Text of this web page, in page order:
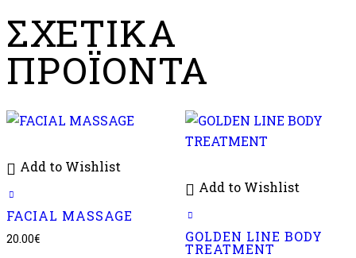
ΣΧΕΤΙΚΆ
ΠΡΟΪΌΝΤΑ
Add to Wishlist
FACIAL MASSAGE
20.00€
Add to Wishlist
GOLDEN LINE BODY
TREATMENT